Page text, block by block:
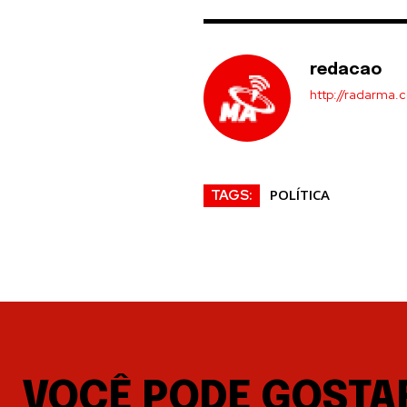
redacao
http://
TAGS: POLÍTICA